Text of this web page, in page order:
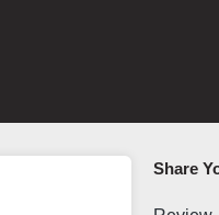
Share